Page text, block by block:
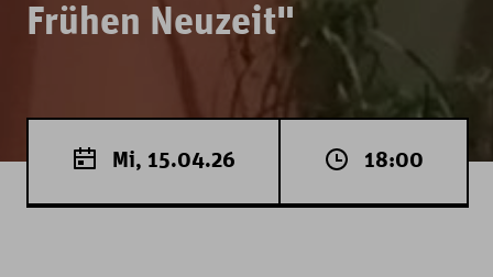
Frühen Neuzeit"
Mi, 15.04.26 18:00